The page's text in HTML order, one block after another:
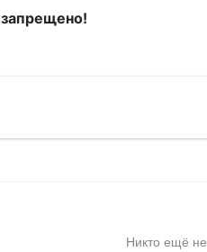
запрещено!
Никто ещё